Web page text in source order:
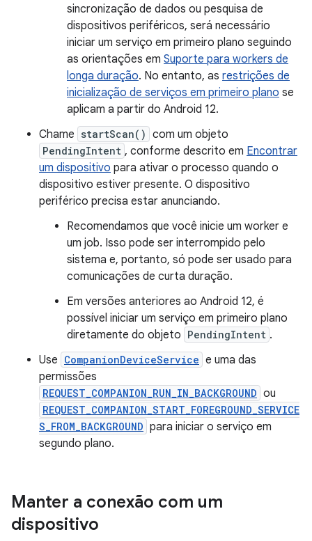
sincronização de dados ou pesquisa de
dispositivos periféricos, será necessário
iniciar um serviço em primeiro plano seguindo
as orientações em Suporte para workers de
longa duração. No entanto, as restrições de
inicialização de serviços em primeiro plano se
aplicam a partir do Android 12.
Chame startScan() com um objeto
PendingIntent , conforme descrito em Encontrar
um dispositivo para ativar o processo quando o
dispositivo estiver presente. O dispositivo
periférico precisa estar anunciando.
Recomendamos que você inicie um worker e
um job. Isso pode ser interrompido pelo
sistema e, portanto, só pode ser usado para
comunicações de curta duração.
Em versões anteriores ao Android 12, é
possível iniciar um serviço em primeiro plano
diretamente do objeto PendingIntent .
Use CompanionDeviceService e uma das
permissões
REQUEST_COMPANION_RUN_IN_BACKGROUND ou
REQUEST_COMPANION_START_FOREGROUND_SERVICE
S_FROM_BACKGROUND para iniciar o serviço em
segundo plano.
Manter a conexão com um
dispositivo